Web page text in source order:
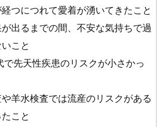
つにつれて愛着が湧いてきたこと
出るまでの間、不安な気持ちで過
こと
先天性疾患のリスクが小さかっ
羊水検査では流産のリスクがある
こと